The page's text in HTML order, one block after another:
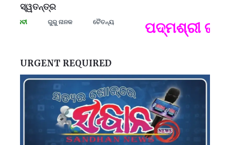
ସ୍ୱତନ୍ତ୍ର
ଗୁରୁ ନାନକ ଚୈତନ୍ୟ ପଦ୍ମଶ୍ରୀ
URGENT REQUIRED